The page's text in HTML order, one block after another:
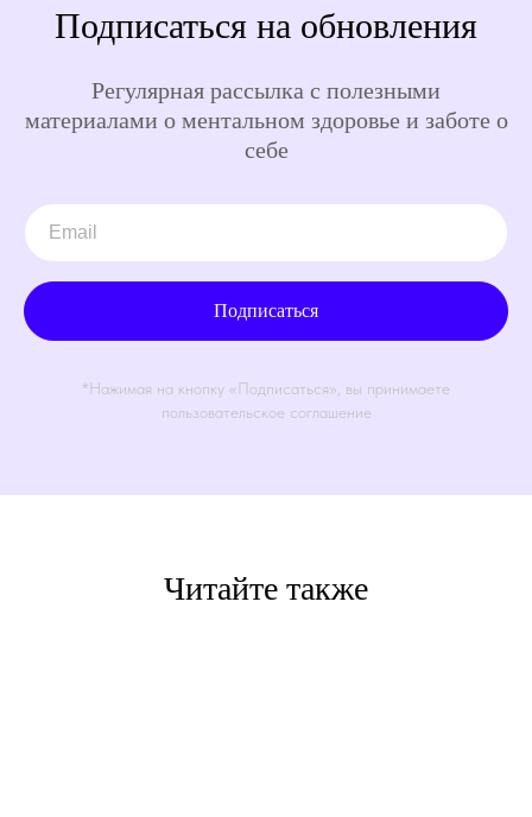
Подписаться на обновления
Регулярная рассылка с полезными
материалами о ментальном здоровье и заботе о
себе
Подписаться
*Нажимая на кнопку «Подписаться», вы принимаете
пользовательское соглашение
Читайте также